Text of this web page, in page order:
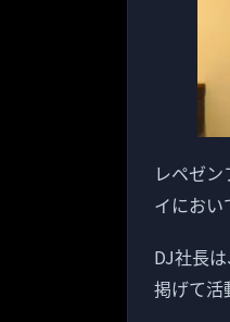
レペゼ
イにおい
DJ社長
掲げて活